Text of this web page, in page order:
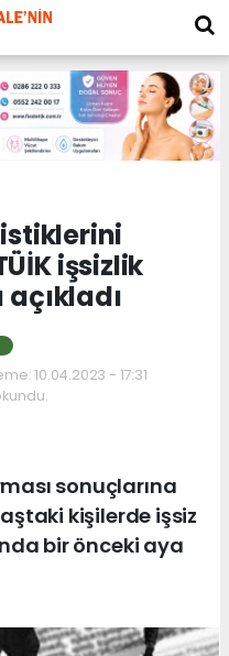
işsizlik
10.04.2023 - 17:31
sonuçlarına
kişilerde işsiz
bir önceki aya